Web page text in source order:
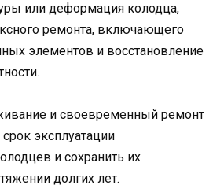
или деформация колодца,
ремонта, включающего
элементов и восстановление
и своевременный ремонт
эксплуатации
и сохранить их
долгих лет.